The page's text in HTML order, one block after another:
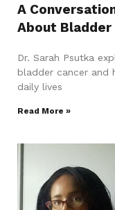
A
About Bladder
Dr. Sarah Psutka
bladder cancer and
daily lives
Read More »